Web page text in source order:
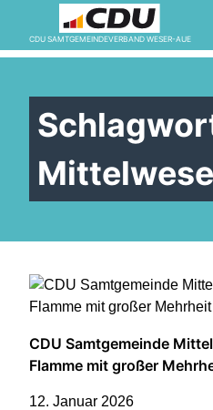
CDU SAMTGEMEINDEVERBAND WESER-AUE
CDU Samtgemeinde
Flamme mit großer
12. Januar 2026